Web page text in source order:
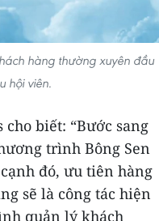
hàng thường xuyên đầu
hội viên.
biết: “Bước sang
trình Bông Sen
đó, ưu tiên hàng
sẽ là công tác hiện
quản lý khách